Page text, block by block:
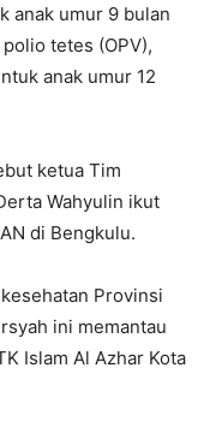
anak umur 9 bulan
tetes (OPV),
anak umur 12
ketua Tim
Wahyulin ikut
di Bengkulu.
Provinsi
ini memantau
Islam Al Azhar Kota